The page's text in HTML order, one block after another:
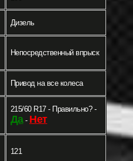
Дизель
Непосредственный впрыск
Привод на все колеса
215/60 R17 - Правильно? -
Да- Нет
121